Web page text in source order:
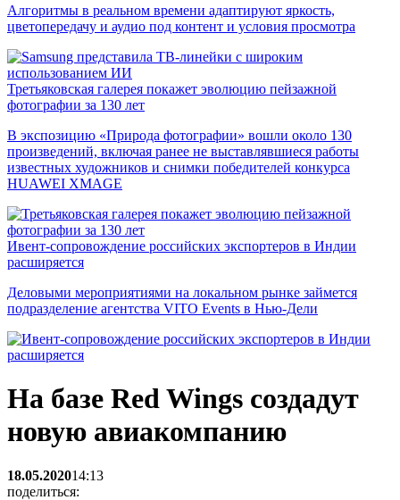
Алгоритмы в реальном времени адаптируют яркость,
цветопередачу и аудио под контент и условия просмотра
Третьяковская галерея покажет эволюцию пейзажной
фотографии за 130 лет
В экспозицию «Природа фотографии» вошли около 130
произведений, включая ранее не выставлявшиеся работы
известных художников и снимки победителей конкурса
HUAWEI XMAGE
Ивент-сопровождение российских экспортеров в Индии
расширяется
Деловыми мероприятиями на локальном рынке займется
подразделение агентства VITO Events в Нью-Дели
На базе Red Wings создадут
новую авиакомпанию
18.05.202014:13
поделиться: